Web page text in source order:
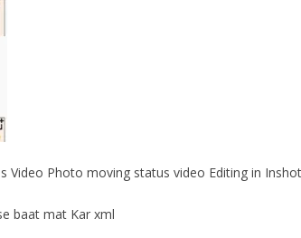
Video Photo moving status video Editing in
baat mat Kar xml